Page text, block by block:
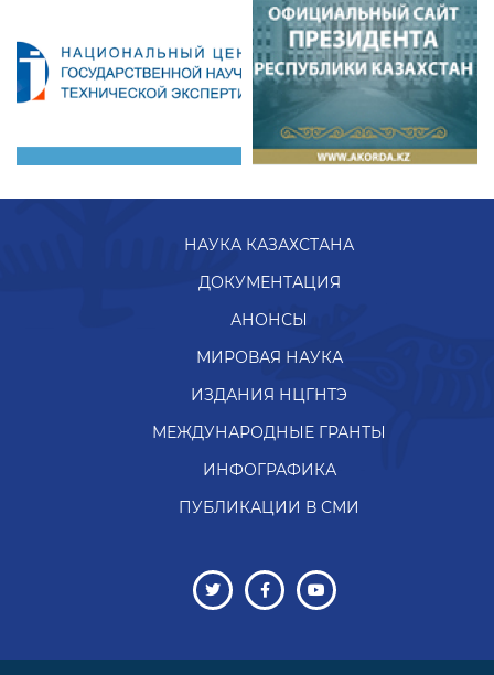
НАУКА КАЗАХСТАНА
ДОКУМЕНТАЦИЯ
АНОНСЫ
МИРОВАЯ НАУКА
ИЗДАНИЯ НЦГНТЭ
МЕЖДУНАРОДНЫЕ ГРАНТЫ
ИНФОГРАФИКА
ПУБЛИКАЦИИ В СМИ